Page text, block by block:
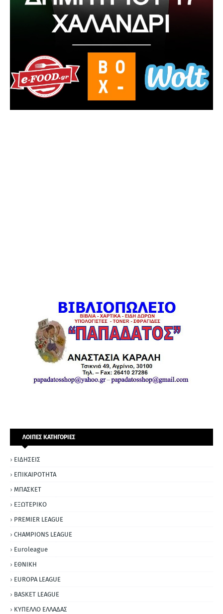
ΛΟΙΠΕΣ ΚΑΤΗΓΟΡΙΕΣ
ΕΙΔΗΣΕΙΣ
ΕΠΙΚΑΙΡΟΤΗΤΑ
ΜΠΑΣΚΕΤ
ΕΞΩΤΕΡΙΚΟ
PREMIER LEAGUE
CHAMPIONS LEAGUE
Euroleague
ΕΘΝΙΚΗ
EUROPA LEAGUE
BASKET LEAGUE
ΚΥΠΕΛΛΟ ΕΛΛΑΔΑΣ